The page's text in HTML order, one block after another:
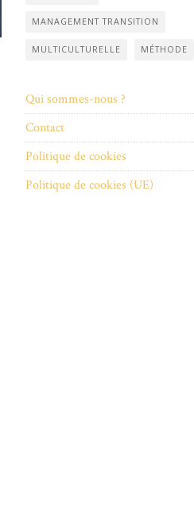
MANAGEMENT TRANSITION
MULTICULTURELLE MÉTHODE
Qui sommes-nous ?
Contact
Politique de cookies
Politique de cookies (UE)